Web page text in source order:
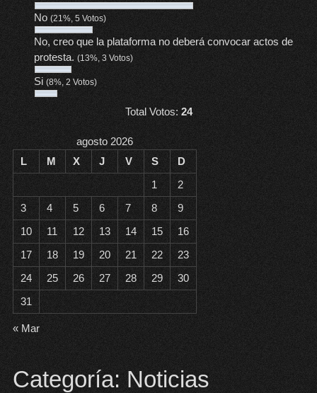
No (21%, 5 Votos)
No, creo que la plataforma no deberá convocar actos de
protesta. (13%, 3 Votos)
Si (8%, 2 Votos)
Total Votos: 24
agosto 2026
L
M X J V S
D
1
2
3
4 5 6 7 8
9
10
11 12 13 14 15
16
17
18 19 20 21 22
23
24
25 26 27 28 29
30
31
« Mar
Categoría:Noticias